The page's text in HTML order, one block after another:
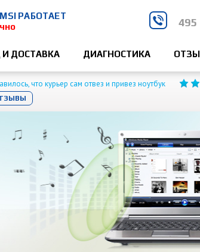
РАБОТАЕТ
495
ДОСТАВКА ДИАГНОСТИКА
что курьер сам отвез и привез ноутбук